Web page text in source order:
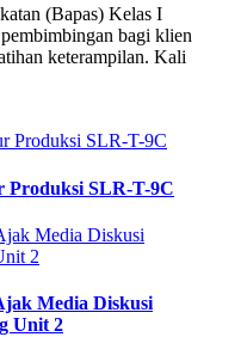
(Bapas) Kelas I
bagi klien
keterampilan. Kali
Produksi SLR-T-9C
Media Diskusi
Unit 2